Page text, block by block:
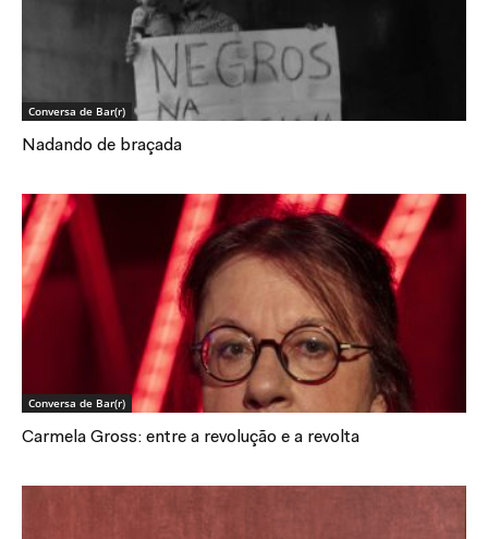
Conversa de Bar(r)
Nadando de braçada
Conversa de Bar(r)
Carmela Gross: entre a revolução e a revolta